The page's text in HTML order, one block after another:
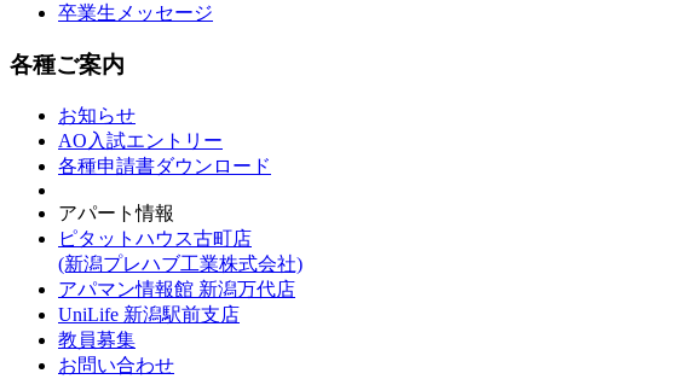
卒業生メッセージ
各種ご案内
お知らせ
AO入試エントリー
各種申請書ダウンロード
アパート情報
ピタットハウス古町店
(新潟プレハブ工業株式会社)
アパマン情報館 新潟万代店
UniLife 新潟駅前支店
教員募集
お問い合わせ